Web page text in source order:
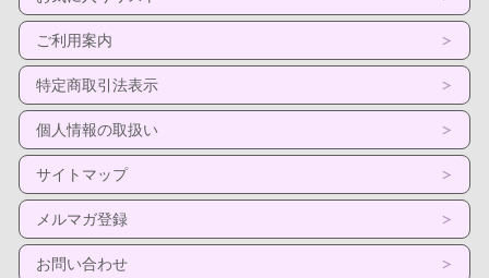
ご利用案内
特定商取引法表示
個人情報の取扱い
サイトマップ
メルマガ登録
お問い合わせ